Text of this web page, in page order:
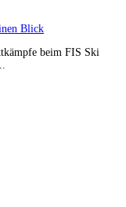
Blick
beim FIS Ski